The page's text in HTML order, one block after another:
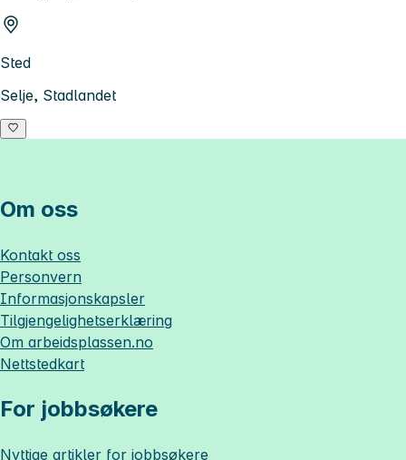
Sted
Selje, Stadlandet
Om oss
Kontakt oss
Personvern
Informasjonskapsler
Tilgjengelighetserklæring
Om arbeidsplassen.no
Nettstedkart
For jobbsøkere
Nyttige artikler for jobbsøkere